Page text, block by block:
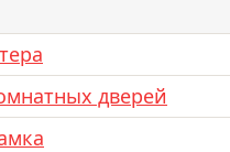
дверей